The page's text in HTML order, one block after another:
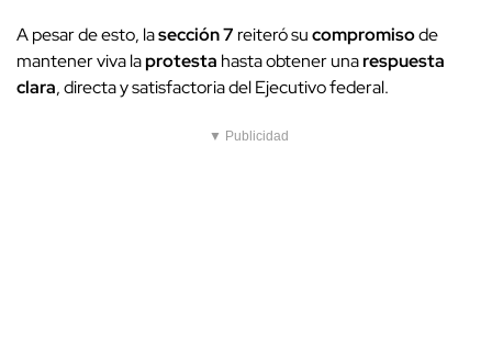
A pesar de esto, lasección 7 reiteró sucompromisode
mantener viva laprotesta hasta obtener unarespuesta
clara, directa y satisfactoria del Ejecutivo federal.
▼ Publicidad